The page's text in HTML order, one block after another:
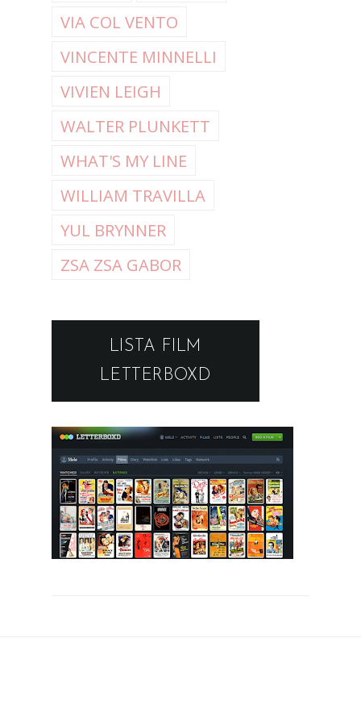
VIA COL VENTO
VINCENTE MINNELLI
VIVIEN LEIGH
WALTER PLUNKETT
WHAT'S MY LINE
WILLIAM TRAVILLA
YUL BRYNNER
ZSA ZSA GABOR
LISTA FILM
LETTERBOXD